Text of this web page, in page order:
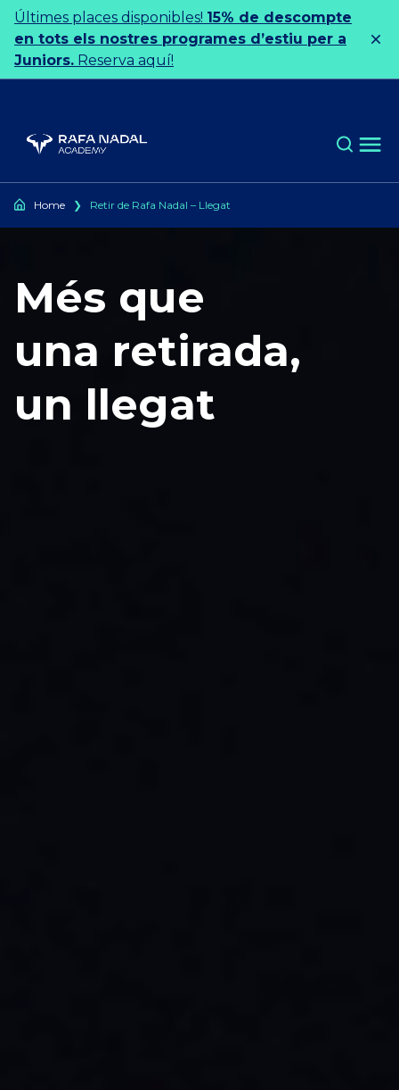
Ir al contenido
Últimes places disponibles! 15% de descompte
en tots els nostres programes d’estiu per a
Juniors. Reserva aquí!
Home ❯ Retir de Rafa Nadal – Llegat
Més que
una retirada,
un llegat